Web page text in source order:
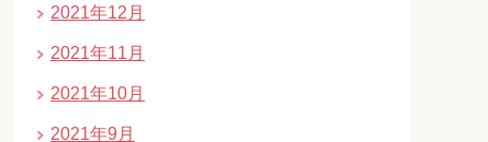
2021年12月
2021年11月
2021年10月
2021年9月